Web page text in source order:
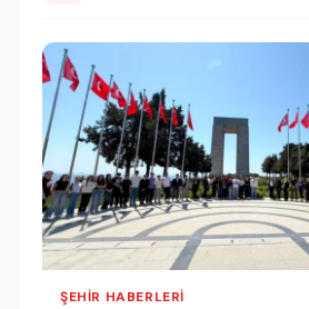
ŞEHIR HABERLERI